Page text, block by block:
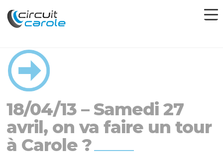
18/04/13 – Samedi 27
avril, on va faire un tour
à Carole ?